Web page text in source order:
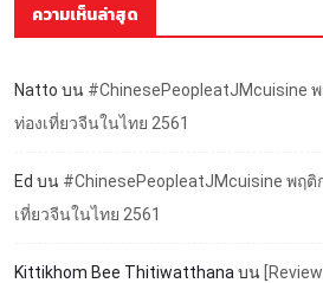
ความเห็นล่าสุด
Natto บน #ChinesePeopleatJMcuisine
ท่องเที่ยวจีนในไทย 2561
Ed บน #ChinesePeopleatJMcuisine พฤติ
เที่ยวจีนในไทย 2561
Kittikhom Bee Thitiwatthana บน